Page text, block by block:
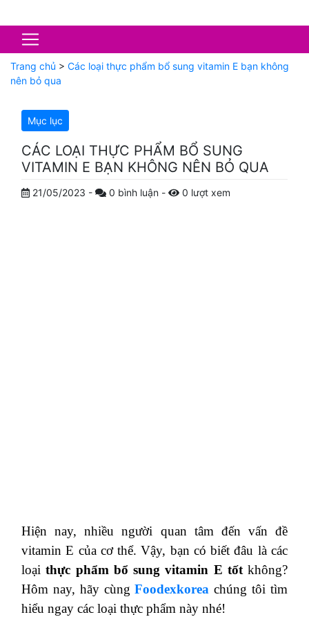
Trang chủ > Các loại thực phẩm bổ sung vitamin E bạn không
nên bỏ qua
Mục lục
CÁC LOẠI THỰC PHẨM BỔ SUNG
VITAMIN E BẠN KHÔNG NÊN BỎ QUA
21/05/2023 - 0 bình luận - 0 lượt xem
Hiện nay, nhiều người quan tâm đến vấn đề
vitamin E của cơ thể. Vậy, bạn có biết đâu là các
loạithực phẩm bổ sung vitamin E tốtkhông?
Hôm nay, hãy cùngFoodexkorea chúng tôi tìm
hiểu ngay các loại thực phẩm này nhé!